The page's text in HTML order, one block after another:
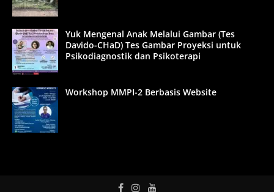
Yuk Mengenal Anak Melalui Gambar (Tes
Davido-CHaD) Tes Gambar Proyeksi untuk
Psikodiagnostik dan Psikoterapi
Workshop MMPI-2 Berbasis Website